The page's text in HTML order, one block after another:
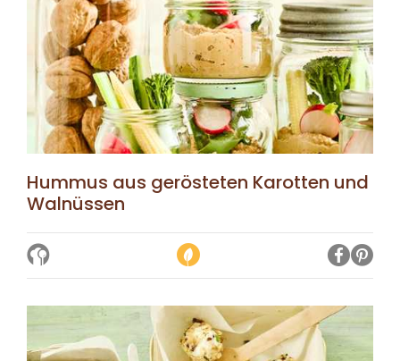
Hummus aus gerösteten Karotten und
Walnüssen